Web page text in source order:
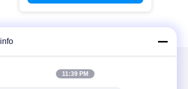
Mail Gönder
info
11:39 PM